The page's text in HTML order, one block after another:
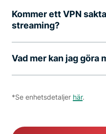
Kommer ett VPN
streaming?
Vad mer kan jag göra
*Se enhetsdetaljer här.